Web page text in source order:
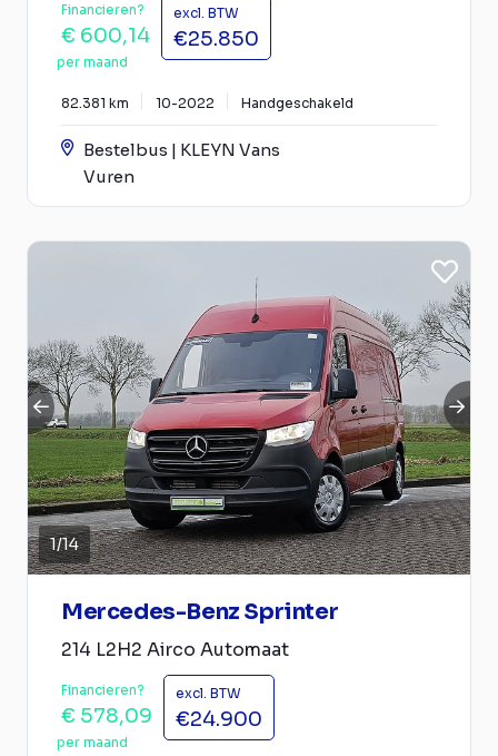
Financieren?
€ 600,14
per maand
excl. BTW
€25.850
82.381 km 10-2022 Handgeschakeld
Bestelbus | KLEYN Vans
Vuren
1/14
Mercedes-Benz Sprinter
214 L2H2 Airco Automaat
Financieren?
€ 578,09
per maand
excl. BTW
€24.900